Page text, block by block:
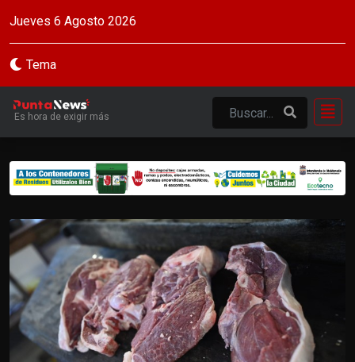
Jueves 6 Agosto 2026
Tema
Es hora de exigir más